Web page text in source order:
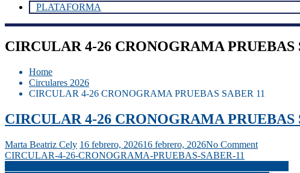
PLATAFORMA
CIRCULAR 4-26 CRONOGRAMA PRUEBAS
Home
Circulares 2026
CIRCULAR 4-26 CRONOGRAMA PRUEBAS SABER 11
CIRCULAR 4-26 CRONOGRAMA PRUEBAS
Marta Beatriz Cely 16 febrero, 202616 febrero, 2026No Comment
CIRCULAR-4-26-CRONOGRAMA-PRUEBAS-SABER-11